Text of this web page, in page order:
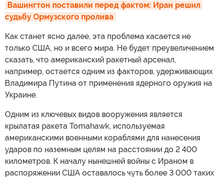
Вашингтон поставили перед фактом: Иран решил
судьбу Ормузского пролива
Как станет ясно далее, эта проблема касается не
только США, но и всего мира. Не будет преувеличением
сказать, что американский ракетный арсенал,
например, остается одним из факторов, удерживающих
Владимира Путина от применения ядерного оружия на
Украине.
Одним из ключевых видов вооружения является
крылатая ракета Tomahawk, используемая
американскими военными кораблями для нанесения
ударов по наземным целям на расстоянии до 2 400
километров. К началу нынешней войны с Ираном в
распоряжении США оставалось чуть более 3 000 таких